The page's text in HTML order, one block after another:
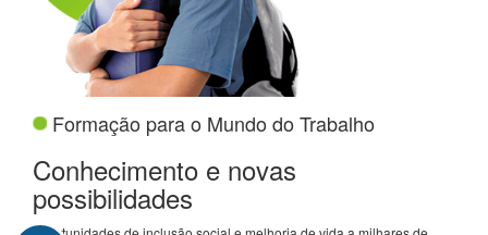
Formação para o Mundo do Trabalho
Conhecimento e novas
possibilidades